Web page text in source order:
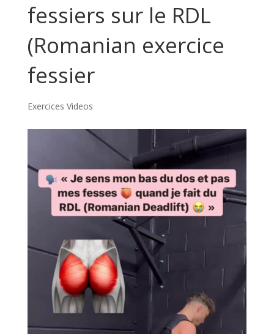
fessiers sur le RDL
(Romanian exercice
fessier
Exercices Videos